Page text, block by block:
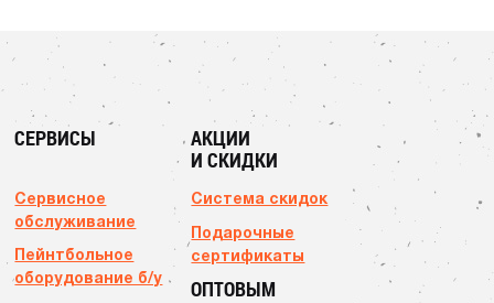
СЕРВИСЫ
Сервисное
обслуживание
Пейнтбольное
оборудование б/у
АКЦИИ
И СКИДКИ
Система скидок
Подарочные
сертификаты
ОПТОВЫМ